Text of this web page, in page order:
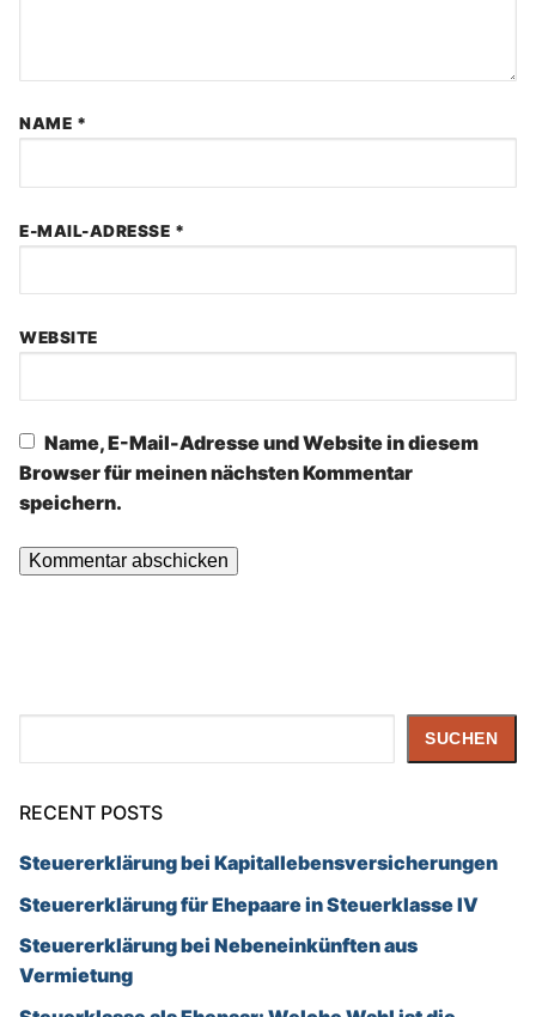
NAME *
E-MAIL-ADRESSE *
WEBSITE
Name, E-Mail-Adresse und Website in diesem
Browser für meinen nächsten Kommentar
speichern.
SUCHEN
RECENT POSTS
Steuererklärung bei Kapitallebensversicherungen
Steuererklärung für Ehepaare in Steuerklasse IV
Steuererklärung bei Nebeneinkünften aus
Vermietung